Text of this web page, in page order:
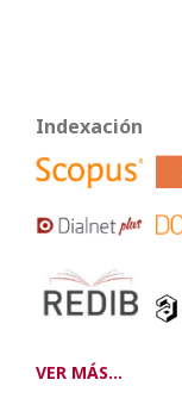
Indexación
VER MÁS...